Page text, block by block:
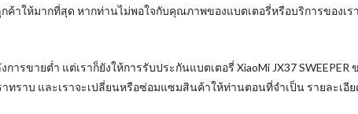
าให้มากที่สุด หากท่านไม่พอใจกับคุณภาพของแบตเตอรี่หรือบริการของเ
รขายต่ำ แต่เราก็ยังให้การรับประกันแบตเตอรี่ XiaoMi JX37
ทราบ และเราจะเปลี่ยนหรือซ่อมแซมสินค้าให้ท่านตอนที่จำเป็น รายละเอีย